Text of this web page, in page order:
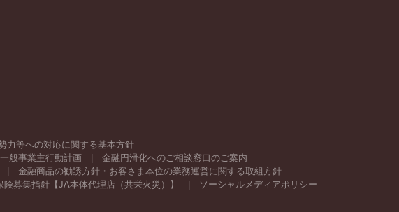
力等への対応に関する基本方針
一般事業主行動計画
金融円滑化へのご相談窓口のご案内
金融商品の勧誘方針・お客さま本位の業務運営に関する取組方針
険募集指針【JA本体代理店（共栄火災）】
ソーシャルメディアポリシー